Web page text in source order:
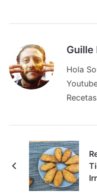
Guille
Hola